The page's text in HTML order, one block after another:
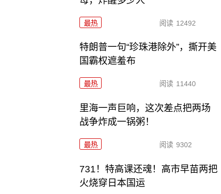
最热 阅读 12492
特朗普一句“珍珠港除外”，撕开美
国霸权遮羞布
最热 阅读 11440
里海一声巨响，这次差点把两场
战争炸成一锅粥！
最热 阅读 9302
731！特高课还魂！高市早苗两把
火烧穿日本国运